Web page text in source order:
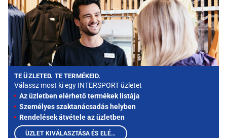
TE ÜZLETED. TE TERMÉKEID.
Válassz most ki egy INTERSPORT üzletet
Az üzletben elérhető termékek listája
Személyes szaktanácsadás helyben
Rendelések átvétele az üzletben
ÜZLET KIVÁLASZTÁSA ÉS ELÉRHETŐ TERMÉKEK MEGTEKINTÉSE